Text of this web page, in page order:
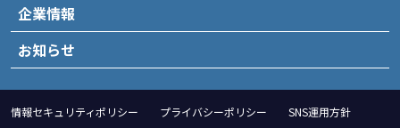
企業情報
お知らせ
情報セキュリティポリシー プライバシーポリシー SNS運用方針